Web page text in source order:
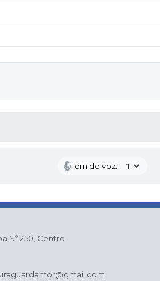
Tom de voz:
Nº 250, Centro